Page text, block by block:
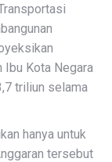
Ibu Kota Negara
triliun selama
hanya untuk
tersebut